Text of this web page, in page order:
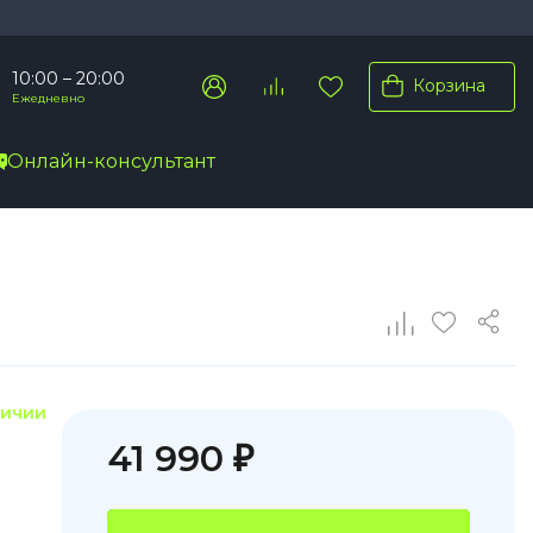
10:00 – 20:00
Ежедневно
Корзина
Онлайн-консультант
41 990 ₽